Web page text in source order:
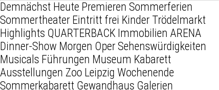
Demnächst Heute Premieren Sommerferien
Sommertheater Eintritt frei Kinder Trödelmarkt
Highlights QUARTERBACK Immobilien ARENA
Dinner-Show Morgen OperSehenswürdigkeiten
Musicals Führungen Museum Kabarett
Ausstellungen Zoo Leipzig Wochenende
Sommerkabarett Gewandhaus Galerien